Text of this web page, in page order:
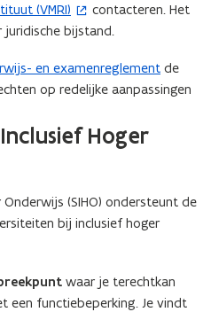
(VMRI)
contacteren. Het
juridische bijstand.
en examenreglement de
op redelijke aanpassingen
Hoger
(SIHO) ondersteunt de
bij inclusief hoger
waar je terechtkan
een functiebeperking. Je vindt